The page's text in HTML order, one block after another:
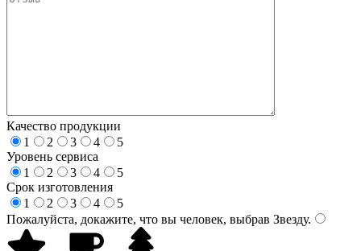
Качество продукции
1
2 3 4
5
Уровень сервиса
1
2 3 4
5
Срок изготовления
1
2 3 4
5
Пожалуйста, докажите, что вы человек, выбрав Звезду.